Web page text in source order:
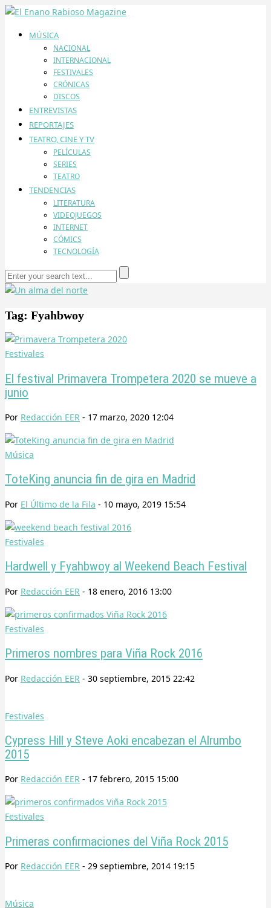
MÚSICA
NACIONAL
INTERNACIONAL
FESTIVALES
CRÓNICAS
DISCOS
ENTREVISTAS
REPORTAJES
TEATRO, CINE Y TV
PELÍCULAS
SERIES
TEATRO
TENDENCIAS
LITERATURA
VIDEOJUEGOS
INTERNET
CÓMICS
TECNOLOGÍA
Tag: Fyahbwoy
Festivales
El festival Primavera Trompetera 2020 se mueve a
junio
Por Redacción EER - 17 marzo, 2020 12:04
Música
ToteKing anuncia fin de gira en Madrid
Por El Último de la Fila - 10 mayo, 2019 15:54
Festivales
Hardwell y Fyahbwoy al Weekend Beach Festival
Por Redacción EER - 18 enero, 2016 13:00
Festivales
Primeros nombres para Viña Rock 2016
Por Redacción EER - 30 septiembre, 2015 22:42
Festivales
Cypress Hill y Steve Aoki encabezan el Alrumbo
2015
Por Redacción EER - 17 febrero, 2015 15:00
Festivales
Primeras confirmaciones del Viña Rock 2015
Por Redacción EER - 29 septiembre, 2014 19:15
Música